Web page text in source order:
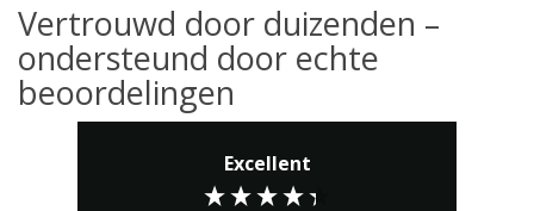
Vertrouwd door duizenden –
ondersteund door echte
beoordelingen
Excellent